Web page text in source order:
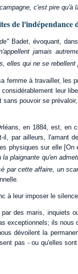
c'est pire qu'à
de l'indépendance
Badet, évoquant, dans
jamais
elles qui ne se rebellent
femme à travailler, les
leur
pouvoir se
en 1884, est, en
par ailleurs, l'amant
physiques sur elle
la plaignante qu'en
par cette affaire, un
à leur imposer le
des maris, inquiets
exceptionnels; ils
dévoilent la
pas - ou qu'elles